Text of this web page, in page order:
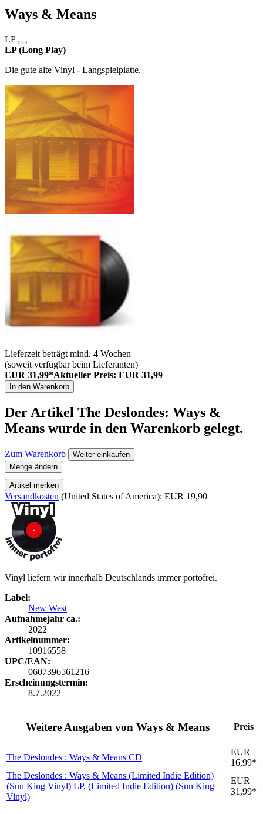
Ways & Means
LP
LP (Long Play)
Die gute alte Vinyl - Langspielplatte.
Lieferzeit beträgt mind. 4 Wochen
(soweit verfügbar beim Lieferanten)
EUR 31,99*Aktueller Preis: EUR 31,99
In den Warenkorb
Der Artikel The Deslondes: Ways &
Means wurde in den Warenkorb gelegt.
Zum Warenkorb
Weiter einkaufen
Menge ändern
Artikel merken
Versandkosten (United States of America): EUR 19,90
Vinyl liefern wir innerhalb Deutschlands immer portofrei.
Label:
New West
Aufnahmejahr ca.:
2022
Artikelnummer:
10916558
UPC/EAN:
0607396561216
Erscheinungstermin:
8.7.2022
Weitere Ausgaben von Ways & Means Preis
The Deslondes : Ways & Means CD
EUR
16,99*
The Deslondes : Ways & Means (Limited Indie Edition)
(Sun King Vinyl) LP, (Limited Indie Edition) (Sun King
Vinyl)
EUR
31,99*